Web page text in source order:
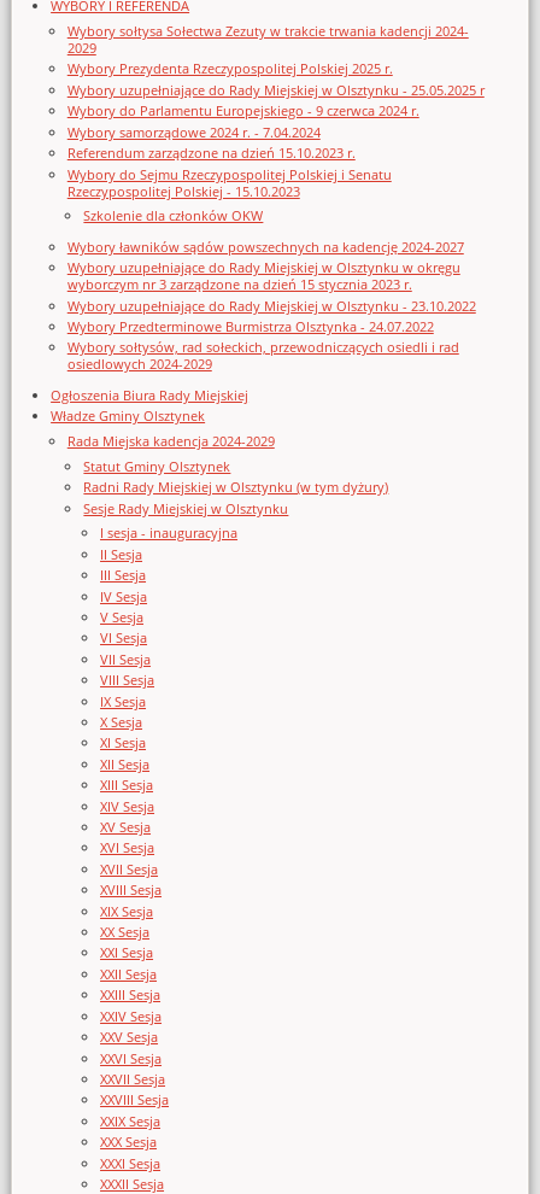
WYBORY I REFERENDA
Wybory sołtysa Sołectwa Zezuty w trakcie trwania kadencji 2024-
2029
Wybory Prezydenta Rzeczypospolitej Polskiej 2025 r.
Wybory uzupełniające do Rady Miejskiej w Olsztynku - 25.05.2025 r
Wybory do Parlamentu Europejskiego - 9 czerwca 2024 r.
Wybory samorządowe 2024 r. - 7.04.2024
Referendum zarządzone na dzień 15.10.2023 r.
Wybory do Sejmu Rzeczypospolitej Polskiej i Senatu
Rzeczypospolitej Polskiej - 15.10.2023
Szkolenie dla członków OKW
Wybory ławników sądów powszechnych na kadencję 2024-2027
Wybory uzupełniające do Rady Miejskiej w Olsztynku w okręgu
wyborczym nr 3 zarządzone na dzień 15 stycznia 2023 r.
Wybory uzupełniające do Rady Miejskiej w Olsztynku - 23.10.2022
Wybory Przedterminowe Burmistrza Olsztynka - 24.07.2022
Wybory sołtysów, rad sołeckich, przewodniczących osiedli i rad
osiedlowych 2024-2029
Ogłoszenia Biura Rady Miejskiej
Władze Gminy Olsztynek
Rada Miejska kadencja 2024-2029
Statut Gminy Olsztynek
Radni Rady Miejskiej w Olsztynku (w tym dyżury)
Sesje Rady Miejskiej w Olsztynku
I sesja - inauguracyjna
II Sesja
III Sesja
IV Sesja
V Sesja
VI Sesja
VII Sesja
VIII Sesja
IX Sesja
X Sesja
XI Sesja
XII Sesja
XIII Sesja
XIV Sesja
XV Sesja
XVI Sesja
XVII Sesja
XVIII Sesja
XIX Sesja
XX Sesja
XXI Sesja
XXII Sesja
XXIII Sesja
XXIV Sesja
XXV Sesja
XXVI Sesja
XXVII Sesja
XXVIII Sesja
XXIX Sesja
XXX Sesja
XXXI Sesja
XXXII Sesja